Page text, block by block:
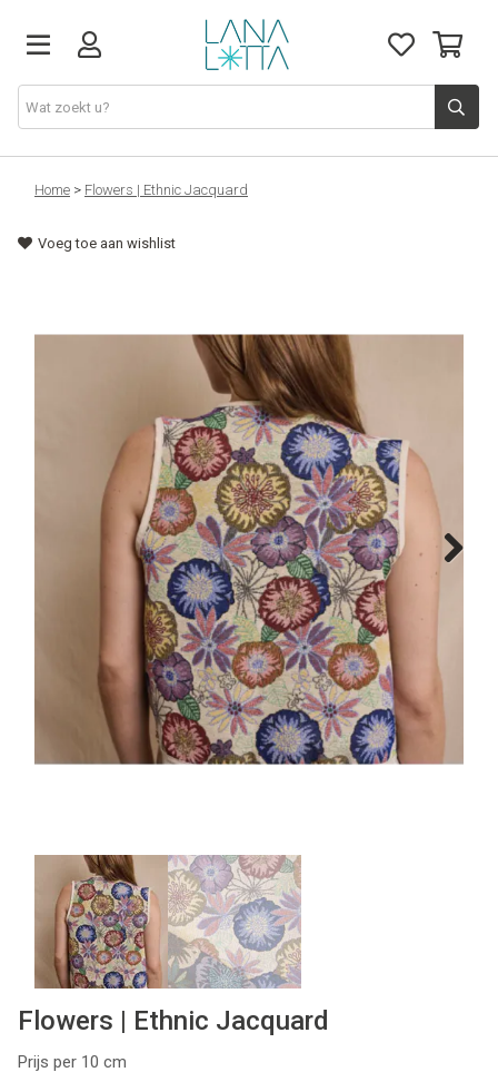
Stoffen
Fournituren
Naaimachines
Workshops
Tips & tricks
Home > Flowers | Ethnic Jacquard
Voeg toe aan wishlist
Next
Flowers | Ethnic Jacquard
Prijs per 10 cm